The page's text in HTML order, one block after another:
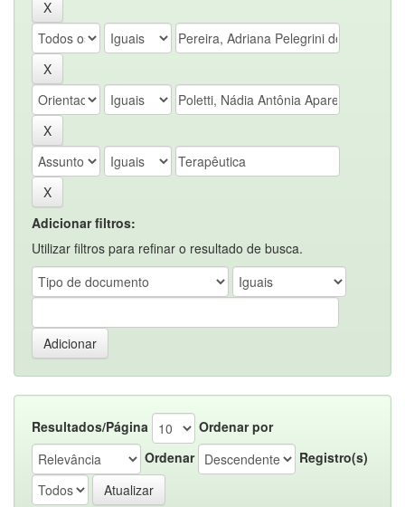
Adicionar filtros:
Utilizar filtros para refinar o resultado de busca.
Resultados/Página
Ordenar por
Ordenar
Registro(s)